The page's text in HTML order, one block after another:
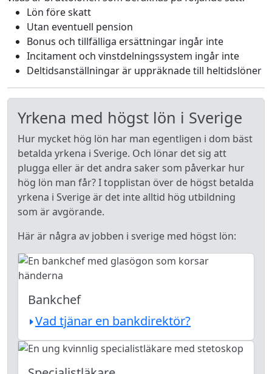
Lön före skatt
Utan eventuell pension
Bonus och tillfälliga ersättningar ingår inte
Incitament och vinstdelningssystem ingår inte
Deltidsanställningar är uppräknade till heltidslöner
Yrkena med högst lön i Sverige
Hur mycket hög lön har man egentligen i dom bäst
betalda yrkena i Sverige. Och lönar det sig att
plugga eller är det andra saker som påverkar hur
hög lön man får? I topplistan över de högst betalda
yrkena i Sverige är det inte alltid hög utbildning
som är avgörande.
Här är några av jobben i sverige med högst lön:
Bankchef
Vad tjänar en bankdirektör?